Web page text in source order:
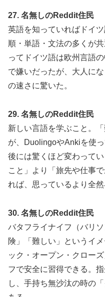
27. 名無しのReddit住民
英語を知っていればドイ
順・単語・文法の多くが
ってドイツ語は欧州言語
で嫌いだったが、大人に
の速さに驚いた。
29. 名無しのReddit住民
新しい言語を学ぶこと。
が、DuolingoやAnkiを使
後には驚くほど変わって
こと」より「旅先や仕事
れば、思っているより全然
30. 名無しのReddit住民
バタフライナイフ（バリ
険」「難しい」というイ
ック・オープン・クロー
フで安全に習得できる。
し、手持ち無沙汰の時の